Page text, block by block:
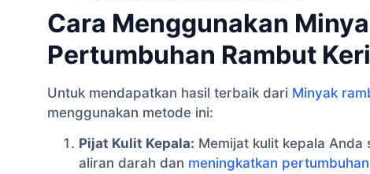
Cara Menggunakan
Pertumbuhan Rambut
Untuk mendapatkan hasil terbaik dari Minyak
menggunakan metode ini:
Pijat Kulit Kepala: Memijat kulit kepala
aliran darah dan meningkatkan